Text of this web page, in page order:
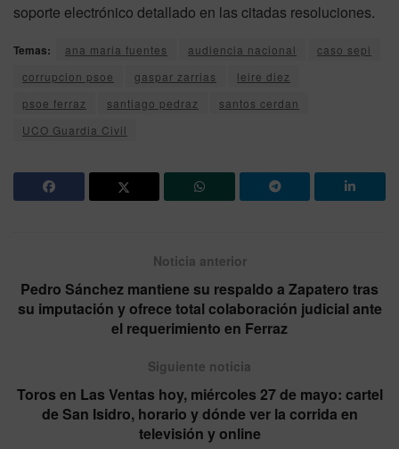
soporte electrónico detallado en las citadas resoluciones.
Temas: ana maria fuentes audiencia nacional
caso sepi
corrupcion psoe
gaspar zarrias
leire diez
psoe ferraz
santiago pedraz
santos cerdan
UCO Guardia Civil
Noticia anterior
Pedro Sánchez mantiene su respaldo a Zapatero tras
su imputación y ofrece total colaboración judicial ante
el requerimiento en Ferraz
Siguiente noticia
Toros en Las Ventas hoy, miércoles 27 de mayo: cartel
de San Isidro, horario y dónde ver la corrida en
televisión y online